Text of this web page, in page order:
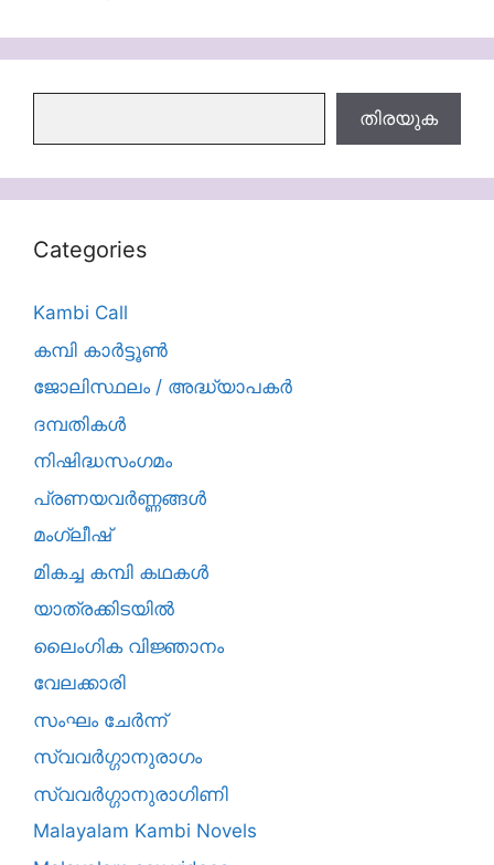
തിരയുക
Categories
Kambi Call
കമ്പി കാർട്ടൂൺ
ജോലിസ്ഥലം / അദ്ധ്യാപകർ
ദമ്പതികള്‍
നിഷിദ്ധസംഗമം
പ്രണയവർണ്ണങ്ങൾ
മംഗ്ലീഷ്
മികച്ച കമ്പി കഥകൾ
യാത്രക്കിടയില്‍
ലൈംഗിക വിജ്ഞാനം
വേലക്കാരി
സംഘം ചേർന്ന്
സ്വവർഗ്ഗാനുരാഗം
സ്വവർഗ്ഗാനുരാഗിണി
Malayalam Kambi Novels